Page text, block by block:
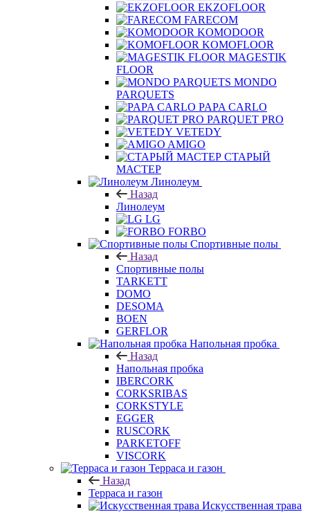
EKZOFLOOR
FARECOM
KOMODOOR
KOMOFLOOR
MAGESTIK
FLOOR
MONDO
PARQUETS
PAPA CARLO
PARQUET PRO
VETEDY
AMIGO
СТАРЫЙ
МАСТЕР
Линолеум
Назад
Линолеум
LG
FORBO
Спортивные полы
Назад
Спортивные полы
TARKETT
DOMO
DESOMA
BOEN
GERFLOR
Напольная пробка
Назад
Напольная пробка
IBERCORK
CORKSRIBAS
CORKSTYLE
EGGER
RUSCORK
PARKETOFF
VISCORK
Терраса и газон
Назад
Терраса и газон
Искусственная трава